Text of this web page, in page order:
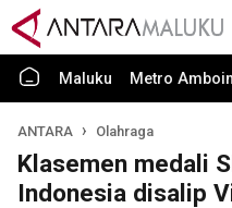
Maluku Metro
ANTARA Olahraga
Klasemen medali
Indonesia disalip